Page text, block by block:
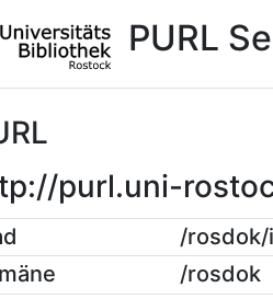
PURL
purl.uni-
/
/rosdok